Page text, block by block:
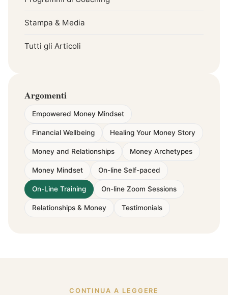
Stampa & Media
Tutti gli Articoli
Argomenti
Empowered Money Mindset
Financial Wellbeing Healing Your Money Story
Money and Relationships Money Archetypes
Money Mindset On-line Self-paced
On-Line Training On-line Zoom Sessions
Relationships & Money Testimonials
CONTINUA A LEGGERE